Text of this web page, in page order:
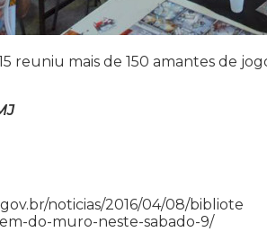
reuniu mais de 150 amantes de
noticias/2016/04/08/bibliote
do-muro-neste-sabado-9/